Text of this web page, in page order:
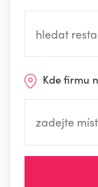
Kde firmu